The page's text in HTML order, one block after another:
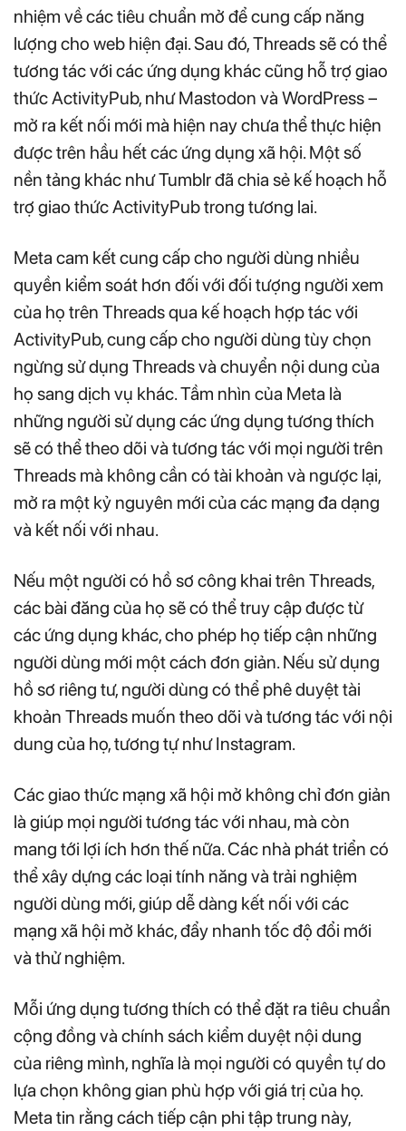
nhiệm về các tiêu chuẩn mở để cung cấp năng
lượng cho web hiện đại. Sau đó, Threads sẽ có thể
tương tác với các ứng dụng khác cũng hỗ trợ giao
thức ActivityPub, như Mastodon và WordPress –
mở ra kết nối mới mà hiện nay chưa thể thực hiện
được trên hầu hết các ứng dụng xã hội. Một số
nền tảng khác như Tumblr đã chia sẻ kế hoạch hỗ
trợ giao thức ActivityPub trong tương lai.
Meta cam kết cung cấp cho người dùng nhiều
quyền kiểm soát hơn đối với đối tượng người xem
của họ trên Threads qua kế hoạch hợp tác với
ActivityPub, cung cấp cho người dùng tùy chọn
ngừng sử dụng Threads và chuyển nội dung của
họ sang dịch vụ khác. Tầm nhìn của Meta là
những người sử dụng các ứng dụng tương thích
sẽ có thể theo dõi và tương tác với mọi người trên
Threads mà không cần có tài khoản và ngược lại,
mở ra một kỷ nguyên mới của các mạng đa dạng
và kết nối với nhau.
Nếu một người có hồ sơ công khai trên Threads,
các bài đăng của họ sẽ có thể truy cập được từ
các ứng dụng khác, cho phép họ tiếp cận những
người dùng mới một cách đơn giản. Nếu sử dụng
hồ sơ riêng tư, người dùng có thể phê duyệt tài
khoản Threads muốn theo dõi và tương tác với nội
dung của họ, tương tự như Instagram.
Các giao thức mạng xã hội mở không chỉ đơn giản
là giúp mọi người tương tác với nhau, mà còn
mang tới lợi ích hơn thế nữa. Các nhà phát triển có
thể xây dựng các loại tính năng và trải nghiệm
người dùng mới, giúp dễ dàng kết nối với các
mạng xã hội mở khác, đẩy nhanh tốc độ đổi mới
và thử nghiệm.
Mỗi ứng dụng tương thích có thể đặt ra tiêu chuẩn
cộng đồng và chính sách kiểm duyệt nội dung
của riêng mình, nghĩa là mọi người có quyền tự do
lựa chọn không gian phù hợp với giá trị của họ.
Meta tin rằng cách tiếp cận phi tập trung này,